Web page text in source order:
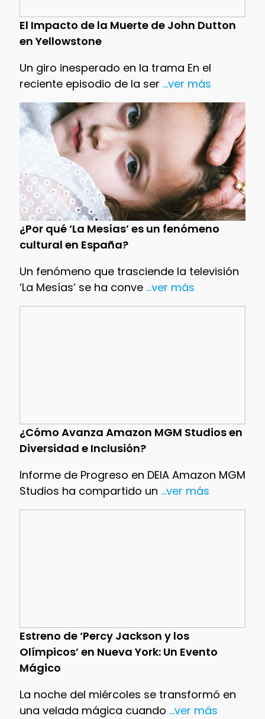
El Impacto de la Muerte de John Dutton
en Yellowstone
Un giro inesperado en la trama En el
reciente episodio de la ser ...ver más
¿Por qué ‘La Mesías’ es un fenómeno
cultural en España?
Un fenómeno que trasciende la televisión
‘La Mesías’ se ha conve...ver más
¿Cómo Avanza Amazon MGM Studios en
Diversidad e Inclusión?
Informe de Progreso en DEIA Amazon MGM
Studios ha compartido un ...ver más
Estreno de ‘Percy Jackson y los
Olímpicos’ en Nueva York: Un Evento
Mágico
La noche del miércoles se transformó en
una velada mágica cuando ...ver más